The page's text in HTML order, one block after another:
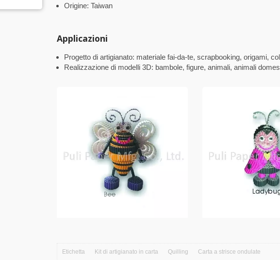
Origine: Taiwan
Applicazioni
Progetto di artigianato: materiale fai-da-te, scrapbooking, origami,
Realizzazione di modelli 3D: bambole, figure, animali, animali
Etichetta Kit di artigianato in carta Quilling Carta a strisce ondulate